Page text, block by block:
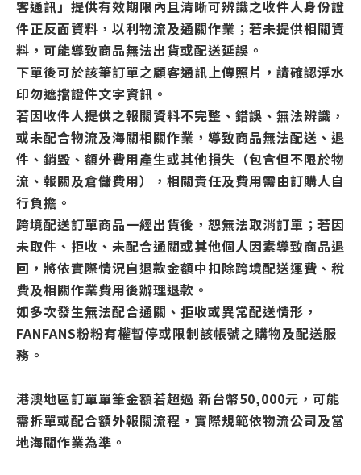
客通訊」提供有效期限內且清晰可辨識之收件人身份證
件正反面資料，以利物流及通關作業；若未提供相關資
料，可能導致商品無法出貨或配送延誤。
下單後可於該筆訂單之顧客通訊上傳照片，請確認浮水
印勿遮擋證件文字資訊。
若因收件人提供之報關資料不完整、錯誤、無法辨識，
或未配合物流及海關相關作業，導致商品無法配送、退
件、銷毀、額外費用產生或其他損失（包含但不限於物
流、報關及倉儲費用），相關責任及費用需由訂購人自
行負擔。
跨境配送訂單商品一經出貨後，恕無法取消訂單；若因
未取件、拒收、未配合通關或其他個人因素導致商品退
回，將依實際情況自退款金額中扣除跨境配送運費、稅
費及相關作業費用後辦理退款。
如多次發生無法配合通關、拒收或異常配送情形，
FANFANS粉粉有權暫停或限制該帳號之購物及配送服
務。
港澳地區訂單單筆金額若超過 新台幣50,000元，可能
需拆單或配合額外報關流程，實際規範依物流公司及當
地海關作業為準。